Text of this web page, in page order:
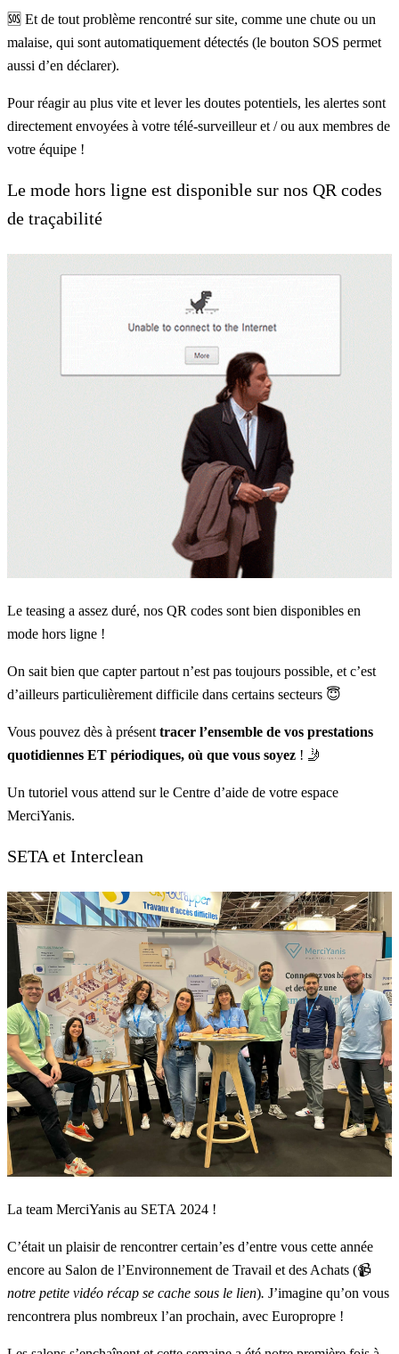
🆘 Et de tout problème rencontré sur site, comme une chute ou un
malaise, qui sont automatiquement détectés (le bouton SOS permet
aussi d’en déclarer).
Pour réagir au plus vite et lever les doutes potentiels, les alertes sont
directement envoyées à votre télé-surveilleur et / ou aux membres de
votre équipe !
Le mode hors ligne est disponible sur nos QR codes
de traçabilité
Le teasing a assez duré, nos QR codes sont bien disponibles en
mode hors ligne !
On sait bien que capter partout n’est pas toujours possible, et c’est
d’ailleurs particulièrement difficile dans certains secteurs 😇
Vous pouvez dès à présent tracer l’ensemble de vos prestations
quotidiennes ET périodiques, où que vous soyez ! 🤳
Un tutoriel vous attend sur le Centre d’aide de votre espace
MerciYanis.
SETA et Interclean
La team MerciYanis au SETA 2024 !
C’était un plaisir de rencontrer certain’es d’entre vous cette année
encore au Salon de l’Environnement de Travail et des Achats (📹
notre petite vidéo récap se cache sous le lien). J’imagine qu’on vous
rencontrera plus nombreux l’an prochain, avec Europropre !